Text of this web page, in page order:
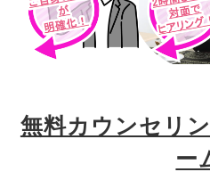
無料カウンセリ
ー